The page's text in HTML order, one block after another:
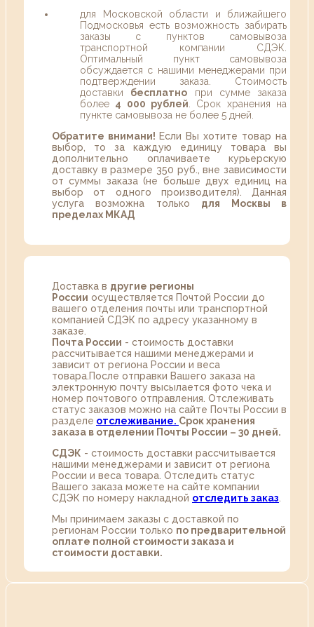
для Московской области и ближайшего
Подмосковья есть возможность забирать
заказы с пунктов самовывоза
транспортной компании СДЭК.
Оптимальный пункт самовывоза
обсуждается с нашими менеджерами при
подтверждении заказа. Стоимость
доставки бесплатно при сумме заказа
более 4 000 рублей . Срок хранения на
пункте самовывоза не более 5 дней.
Обратите внимани! Если Вы хотите товар на
выбор, то за каждую единицу товара вы
дополнительно оплачиваете курьерскую
доставку в размере 350 руб., вне зависимости
от суммы заказа (не больше двух единиц на
выбор от одного производителя). Данная
услуга возможна только для Москвы в
пределах МКАД
Доставка в другие регионы
России осуществляется Почтой России до
вашего отделения почты или транспортной
компанией СДЭК по адресу указанному в
заказе.
Почта России - стоимость доставки
рассчитывается нашими менеджерами и
зависит от региона России и веса
товара.После отправки Вашего заказа на
электронную почту высылается фото чека и
номер почтового отправления. Отслеживать
статус заказов можно на сайте Почты России в
разделе oтслеживание. Срок хранения
заказа в отделении Почты России – 30 дней.
СДЭК - стоимость доставки рассчитывается
нашими менеджерами и зависит от региона
России и веса товара. Отследить статус
Вашего заказа можете на сайте компании
СДЭК по номеру накладной отследить заказ
Мы принимаем заказы с доставкой по
регионам России только по предварительной
оплате полной стоимости заказа и
стоимости доставки.